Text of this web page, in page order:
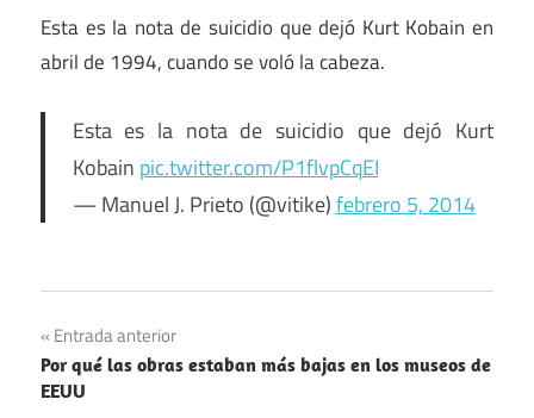
Esta es la nota de suicidio que dejó Kurt Kobain en
abril de 1994, cuando se voló la cabeza.
Esta es la nota de suicidio que dejó Kurt
Kobain pic.twitter.com/P1flvpCqEI
— Manuel J. Prieto (@vitike)febrero 5, 2014
Navegación
de
Entrada anterior
Por qué las obras estaban más bajas en los museos de
EEUU